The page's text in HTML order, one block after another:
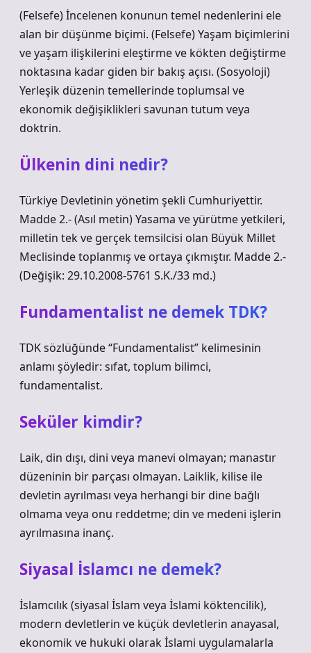
(Felsefe) İncelenen konunun temel nedenlerini ele
alan bir düşünme biçimi. (Felsefe) Yaşam biçimlerini
ve yaşam ilişkilerini eleştirme ve kökten değiştirme
noktasına kadar giden bir bakış açısı. (Sosyoloji)
Yerleşik düzenin temellerinde toplumsal ve
ekonomik değişiklikleri savunan tutum veya
doktrin.
Ülkenin dini nedir?
Türkiye Devletinin yönetim şekli Cumhuriyettir.
Madde 2.- (Asıl metin) Yasama ve yürütme yetkileri,
milletin tek ve gerçek temsilcisi olan Büyük Millet
Meclisinde toplanmış ve ortaya çıkmıştır. Madde 2.-
(Değişik: 29.10.2008-5761 S.K./33 md.)
Fundamentalist ne demek TDK?
TDK sözlüğünde “Fundamentalist” kelimesinin
anlamı şöyledir: sıfat, toplum bilimci,
fundamentalist.
Seküler kimdir?
Laik, din dışı, dini veya manevi olmayan; manastır
düzeninin bir parçası olmayan. Laiklik, kilise ile
devletin ayrılması veya herhangi bir dine bağlı
olmama veya onu reddetme; din ve medeni işlerin
ayrılmasına inanç.
Siyasal İslamcı ne demek?
İslamcılık (siyasal İslam veya İslami köktencilik),
modern devletlerin ve küçük devletlerin anayasal,
ekonomik ve hukuki olarak İslami uygulamalarla